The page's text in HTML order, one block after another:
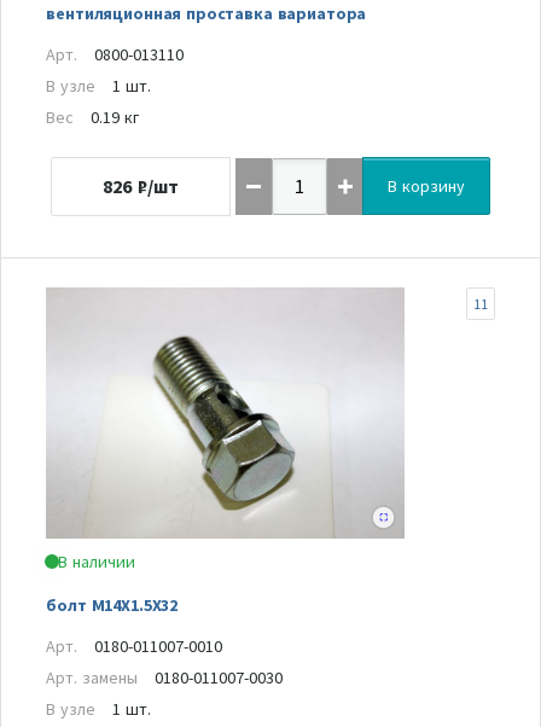
вентиляционная проставка вариатора
Арт.
0800-013110
В узле
1 шт.
Вес
0.19 кг
826 ₽/шт В корзину
В наличии
болт M14X1.5X32
11
Арт.
0180-011007-0010
Арт. замены
0180-011007-0030
В узле
1 шт.